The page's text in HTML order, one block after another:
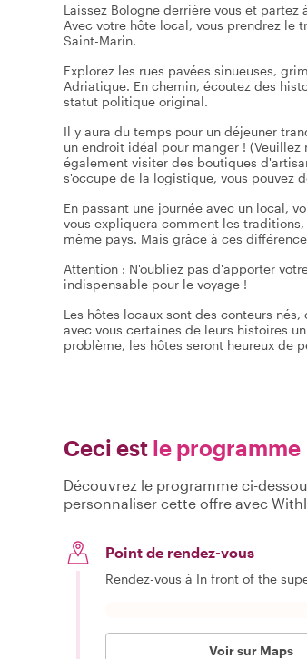
Laissez Bologne derrière vous et
Avec votre hôte local, vous prendrez le
Saint-Marin.
Explorez les rues pavées sinueuses,
Adriatique. En chemin, écoutez des
statut politique original.
Il y aura du temps pour un déjeuner
un endroit idéal pour manger !
également visiter des boutiques
s'occupe de la logistique, vous pouvez
En passant une journée avec un local,
vous expliquera comment les
même pays. Mais grâce à ces
Attention : N'oubliez pas d'apporter
indispensable pour le voyage !
Les hôtes locaux sont des conteurs
avec vous certaines de leurs histoires
problème, les hôtes seront heureux de
Ceci est le programme
Découvrez le programme ci-
personnaliser cette offre avec
Point de rendez-vous
Rendez-vous à In front of the
Voir sur Maps